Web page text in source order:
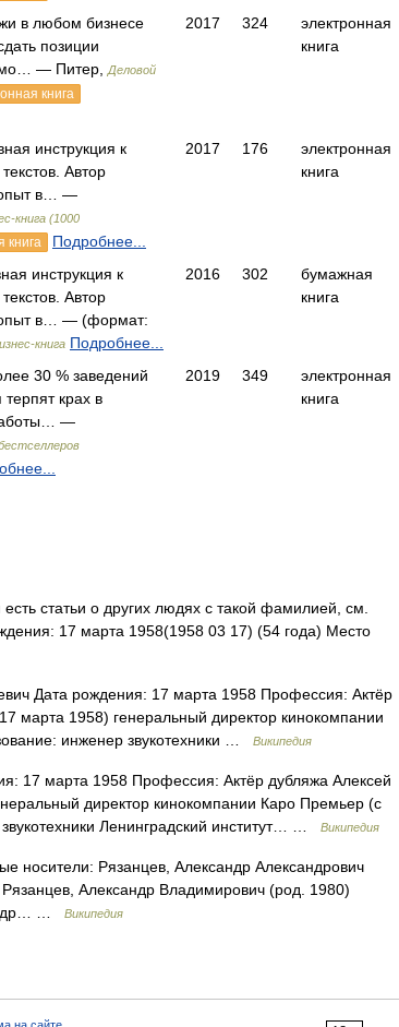
в любом бизнесе
позиции
— Питер,
Деловой
книга
2017 324
электронная
книга
инструкция к
Автор
в… —
книга (1000
книга Подробнее...
2017 176
электронная
книга
инструкция к
Автор
в… — (формат:
книга Подробнее...
2016 302
бумажная
книга
30 % заведений
крах в
—
2019 349
электронная
книга
статьи о других людях с такой фамилией, см.
17 марта 1958(1958 03 17) (54 года) Место
Дата рождения: 17 марта 1958 Профессия: Актёр
марта 1958) генеральный директор кинокомпании
инженер звукотехники …
Википедия
17 марта 1958 Профессия: Актёр дубляжа Алексей
директор кинокомпании Каро Премьер (с
Ленинградский институт… …
Википедия
носители: Рязанцев, Александр Александрович
Александр Владимирович (род. 1980)
…
Википедия